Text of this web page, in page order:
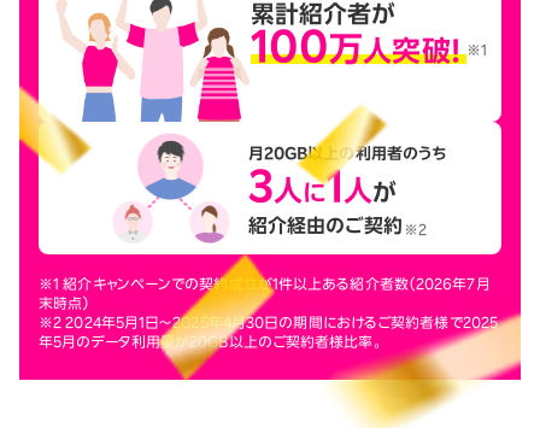
累計紹介者が
100万人突破! ※1
月20GB以上の利用者のうち
3 人 に1 人 が
紹介経由のご契約 ※2
※1 紹介キャンペーンでの契約成立が1件以上ある紹介者数（2026年7月
末時点）
※2 2024年5月1日〜2025年4月30日の期間におけるご契約者様で2025
年5月のデータ利用量が20GB以上のご契約者様比率。